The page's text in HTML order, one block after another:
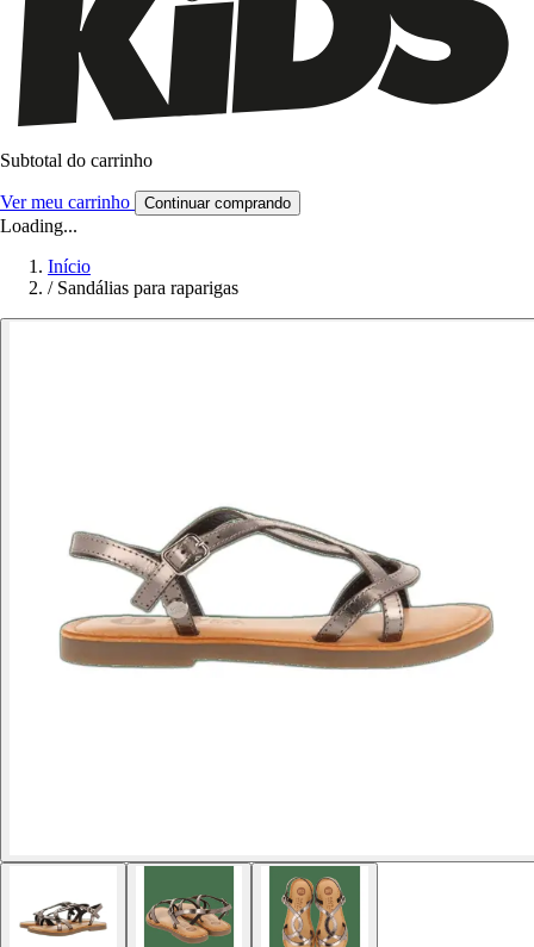
Subtotal do carrinho
Ver meu carrinho Continuar comprando
Loading...
Início
/ Sandálias para raparigas